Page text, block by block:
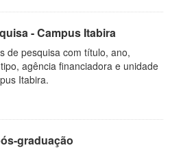
- Campus Itabira
de pesquisa com título, ano,
agência financiadora e unidade
Itabira.
graduação